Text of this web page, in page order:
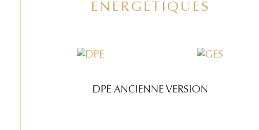
ENERGETIQUES
DPE ANCIENNE VERSION